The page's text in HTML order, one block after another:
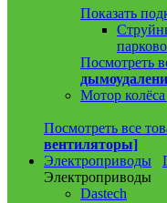
Показать
Посмотреть
Мотор
Посмотреть все
вентиляторы]
Электроприводы
Электроприводы
Dastech